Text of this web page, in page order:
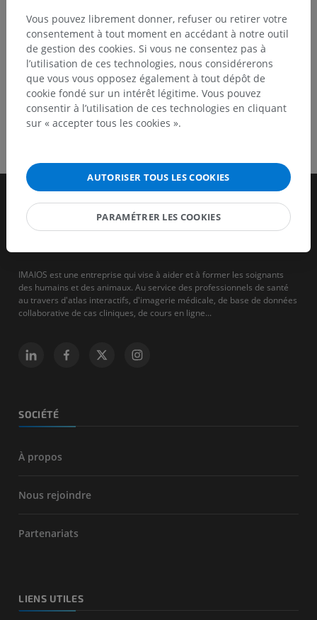
IMAIOS est une entreprise qui vise à aider et à former les soignants
des humains et des animaux. Au service des professionnels de santé
au travers d'atlas interactifs, d'imagerie médicale, de base de données
collaborative de cas cliniques, de cours en ligne...
SOCIÉTÉ
À propos
Nous rejoindre
Partenariats
LIENS UTILES
Vous pouvez librement donner, refuser ou retirer votre
consentement à tout moment en accédant à notre outil
de gestion des cookies. Si vous ne consentez pas à
l’utilisation de ces technologies, nous considérerons
que vous vous opposez également à tout dépôt de
cookie fondé sur un intérêt légitime. Vous pouvez
consentir à l’utilisation de ces technologies en cliquant
sur « accepter tous les cookies ».
AUTORISER TOUS LES COOKIES
PARAMÉTRER LES COOKIES